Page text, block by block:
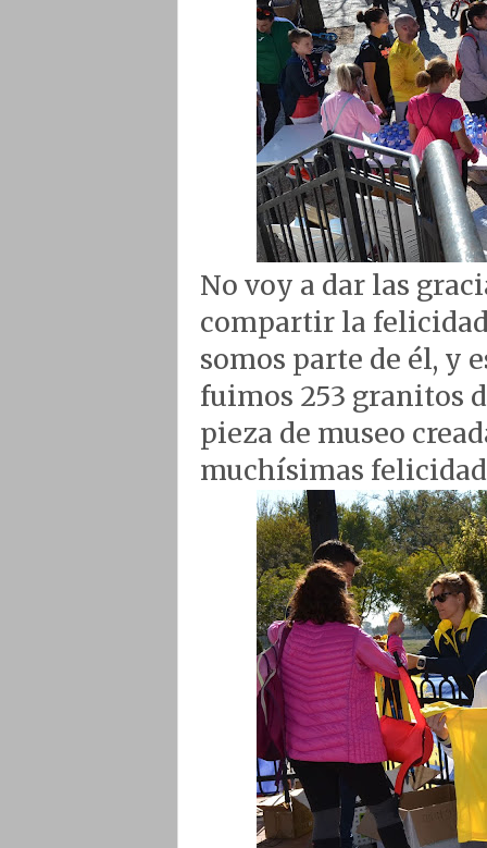
No voy a dar las
compartir la
somos parte de él, y
fuimos 253 granitos
pieza de museo
muchísimas